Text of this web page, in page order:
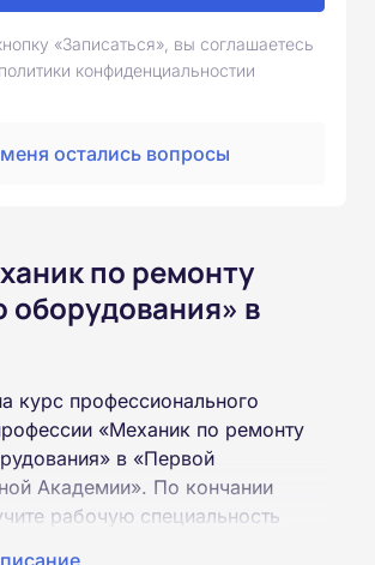
«Записаться», вы соглашаетесь
конфиденциальностии
остались вопросы
по ремонту
оборудования» в
курс профессионального
«Механик по ремонту
в «Первой
Академии». По кончании
рабочую специальность